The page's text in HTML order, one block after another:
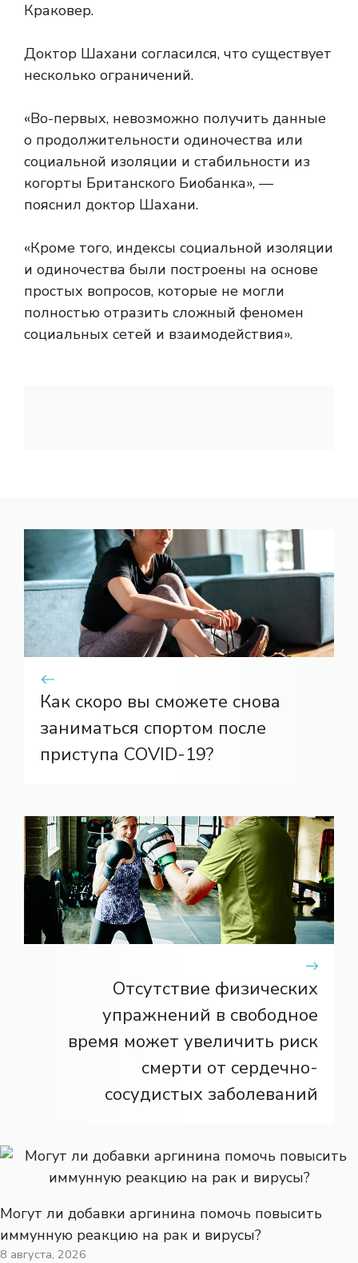
Краковер.
Доктор Шахани согласился, что существует
несколько ограничений.
«Во-первых, невозможно получить данные
о продолжительности одиночества или
социальной изоляции и стабильности из
когорты Британского Биобанка», —
пояснил доктор Шахани.
«Кроме того, индексы социальной изоляции
и одиночества были построены на основе
простых вопросов, которые не могли
полностью отразить сложный феномен
социальных сетей и взаимодействия».
Как скоро вы сможете снова
заниматься спортом после
приступа COVID-19?
Отсутствие физических
упражнений в свободное
время может увеличить риск
смерти от сердечно-
сосудистых заболеваний
Могут ли добавки аргинина помочь повысить
иммунную реакцию на рак и вирусы?
8 августа, 2026